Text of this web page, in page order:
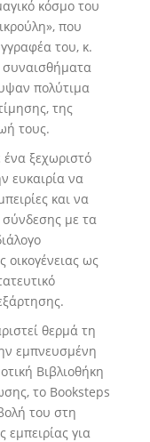
κόσμο του
που
του, κ.
πολύτιμα
της
τους.
ένα ξεχωριστό
ευκαιρία να
και να
με τα
οικογένειας ως
θερμά τη
εμπνευσμένη
Βιβλιοθήκη
το Booksteps
του στη
εμπειρίας για